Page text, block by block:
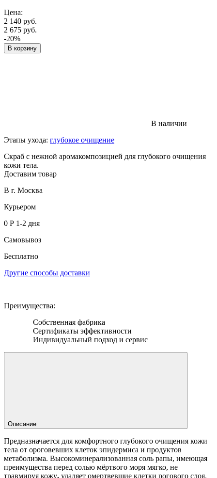
Цена:
2 140 руб.
2 675 руб.
-20%
В корзину
В наличии
Этапы ухода: глубокое очищение
Скраб с нежной аромакомпозицией для глубокого очищения
кожи тела.
Доставим товар
В г. Москва
Курьером
0 Р 1-2 дня
Самовывоз
Бесплатно
Другие способы доставки
Преимущества:
Собственная фабрика
Сертификаты эффективности
Индивидуальный подход и сервис
Описание
Предназначается для комфортного глубокого очищения кожи
тела от ороговевших клеток эпидермиса и продуктов
метаболизма. Высокоминерализованная соль рапы, имеющая
преимущества перед солью мёртвого моря мягко, не
травмируя кожу, удаляет омертвевшие клетки рогового слоя.